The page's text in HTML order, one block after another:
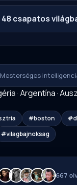
48 csapatos
·Argentína·
#boston
#vilagbajnoksag
667